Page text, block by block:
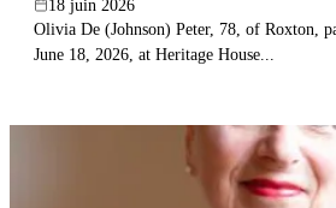
18 juin 2026
Olivia De (Johnson) Peter, 78, of Roxton,
June 18, 2026, at Heritage House...